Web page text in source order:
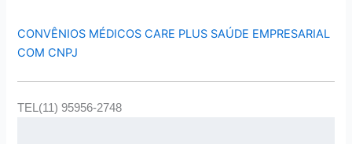
CONVÊNIOS MÉDICOS CARE PLUS SAÚDE EMPRESARIAL
COM CNPJ
TEL(11) 95956-2748